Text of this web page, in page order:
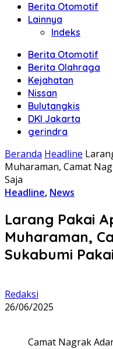
Berita Otomotif
Lainnya
Indeks
Berita Otomotif
Berita Olahraga
Kejahatan
Nissan
Bulutangkis
DKI Jakarta
gerindra
Beranda Headline
Muharaman, Camat
Saja
Headline, News
Larang Pakai
Muharaman,
Sukabumi
Redaksi
26/06/2025
Camat Nagrak